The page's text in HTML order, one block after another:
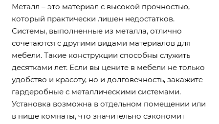
Металл – это материал с высокой прочностью,
который практически лишен недостатков.
Системы, выполненные из металла, отлично
сочетаются с другими видами материалов для
мебели. Такие конструкции способны служить
десятками лет. Если вы цените в мебели не только
удобство и красоту, но и долговечность, закажите
гардеробные с металлическими системами.
Установка возможна в отдельном помещении или
в нише комнаты, что значительно сэкономит